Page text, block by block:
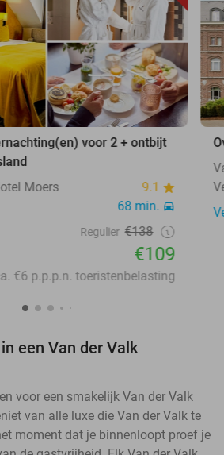
voor 2 + ontbijt
Moers
9.1
68 min.
Regulier €138
€109
€6 p.p.p.n. toeristenbelasting
een Van der Valk
voor een smakelijk Van der Valk
van alle luxe die Van der Valk te
moment dat je binnenloopt proef je